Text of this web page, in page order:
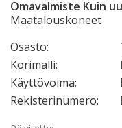
Omavalmiste Kuin
Maatalouskoneet
Osasto:
Korimalli:
Käyttövoima:
Rekisterinumero: